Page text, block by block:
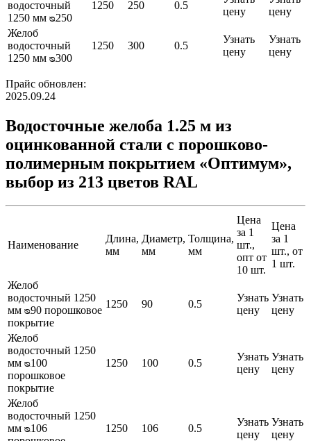
водосточный
1250 мм ᴓ250
1250 250 0.5
цену
цену
Желоб
водосточный
1250 мм ᴓ300
1250 300 0.5
Узнать
цену
Узнать
цену
Прайс обновлен:
2025.09.24
Водосточные желоба 1.25 м из
оцинкованной стали с порошково-
полимерным покрытием «Оптимум»,
выбор из 213 цветов RAL
Наименование
Длина,
мм
Диаметр,
мм
Толщина,
мм
Цена
за 1
шт.,
опт от
10 шт.
Цена
за 1
шт., от
1 шт.
Желоб
водосточный 1250
мм ᴓ90 порошковое
покрытие
1250 90 0.5
Узнать
цену
Узнать
цену
Желоб
водосточный 1250
мм ᴓ100
порошковое
покрытие
1250 100 0.5
Узнать
цену
Узнать
цену
Желоб
водосточный 1250
мм ᴓ106
1250 106 0.5
Узнать
цену
Узнать
цену